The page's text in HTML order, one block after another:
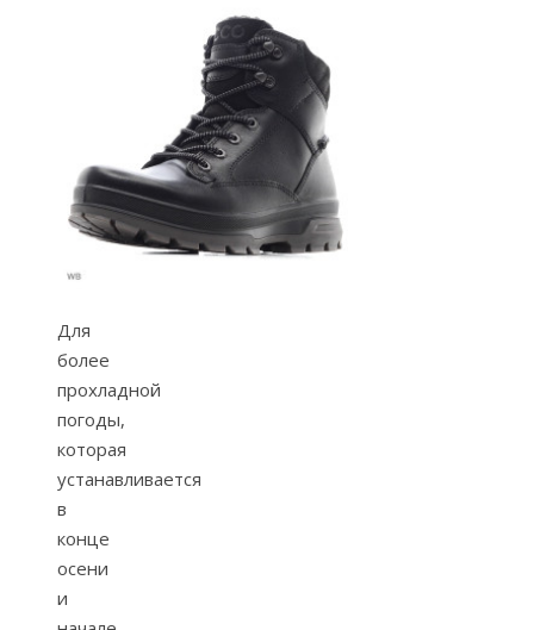
Для
более
прохладной
погоды,
которая
устанавливается
в
конце
осени
и